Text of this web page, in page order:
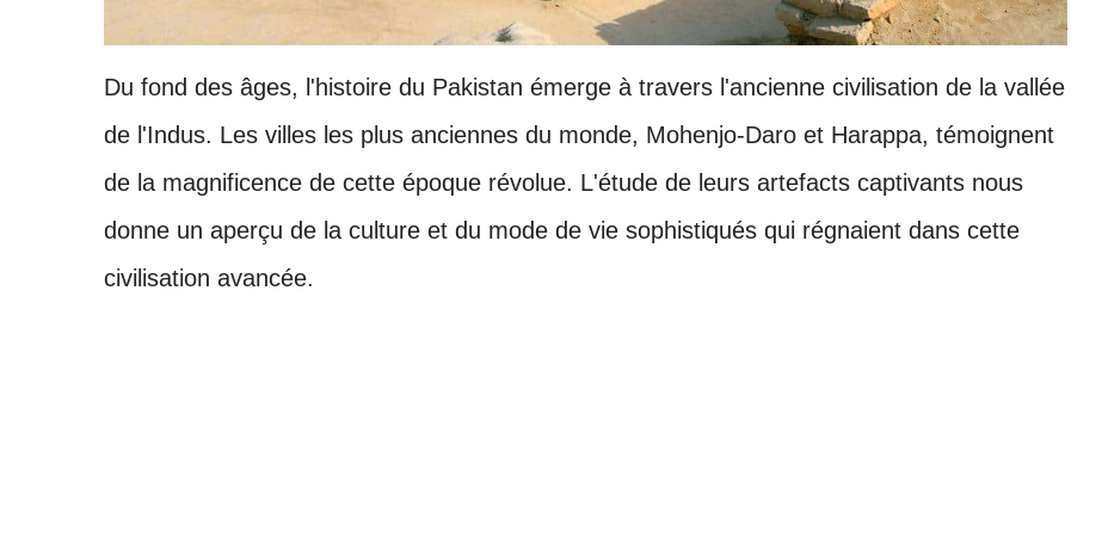
Du fond des âges, l'histoire du Pakistan émerge à travers l'ancienne civilisation de la vallée
de l'Indus. Les villes les plus anciennes du monde, Mohenjo-Daro et Harappa, témoignent
de la magnificence de cette époque révolue. L'étude de leurs artefacts captivants nous
donne un aperçu de la culture et du mode de vie sophistiqués qui régnaient dans cette
civilisation avancée.